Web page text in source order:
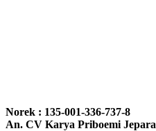
nyesel deh beli geby...
Norek : 135-001-336-737-8
An. CV Karya Priboemi Jepara